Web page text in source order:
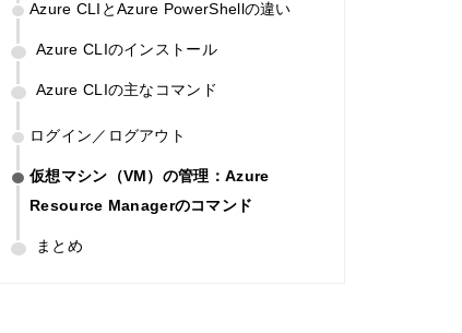
Azure CLIとAzure PowerShellの違い
Azure CLIのインストール
Azure CLIの主なコマンド
ログイン／ログアウト
仮想マシン（VM）の管理：Azure
Resource Managerのコマンド
まとめ